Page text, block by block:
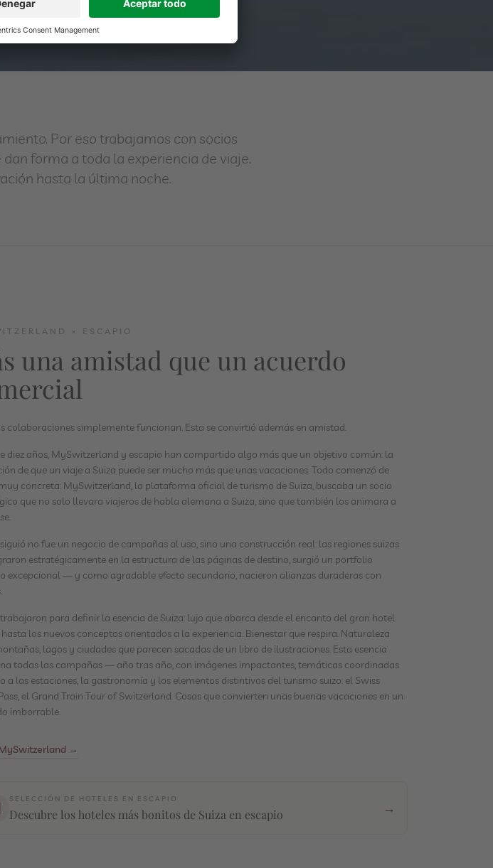
Por eso trabajamos con socios
forma a toda la experiencia de viaje.
hasta la última noche.
× ESCAPIO
una amistad que un acuerdo
colaboraciones simplemente funcionan. Esta se convirtió además en amistad.
diez años, MySwitzerland y escapio han compartido algo más que un objetivo común: la
de que un viaje a Suiza puede ser mucho más que unas vacaciones. Todo comenzó de
concreta: MySwitzerland, la plataforma oficial de turismo de Suiza, buscaba un socio
que no solo llevara viajeros de habla alemana a Suiza, sino que también los animara a
no fue un negocio de campañas al uso, sino una construcción real: las regiones suizas
estratégicamente en la estructura de las páginas de destino, surgió un portfolio
excepcional — y como agradable efecto secundario, nacieron alianzas duraderas con
para definir la esencia de Suiza: lujo que abarca desde el encanto del gran hotel
los nuevos conceptos orientados a la experiencia. Bienestar que respira. Naturaleza
lagos y ciudades que parecen sacadas de un libro de ilustraciones. Esta esencia
todas las campañas — año tras año, con imágenes impactantes, temáticas coordinadas
a las estaciones, la gastronomía y los elementos distintivos del turismo suizo: el Swiss
el Grand Train Tour of Switzerland. Cosas que convierten unas buenas vacaciones en un
imborrable.
→
SELECCIÓN DE HOTELES EN ESCAPIO
Descubre los hoteles más bonitos de Suiza en escapio →